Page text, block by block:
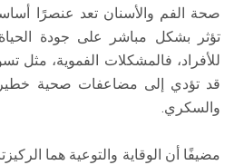
صحة الفم والأسنان تعد عنصرًا
تؤثر بشكل مباشر على جودة الحياة
للأفراد، فالمشكلات الفموية، مثل
قد تؤدي إلى مضاعفات صحية
والسكري.
مضيفًا أن الوقاية والتوعية هما